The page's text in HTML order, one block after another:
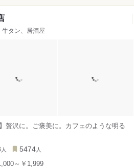
タン、居酒屋
贅沢に。ご褒美に。カフェのような明る
人 5474 人
～￥1,999